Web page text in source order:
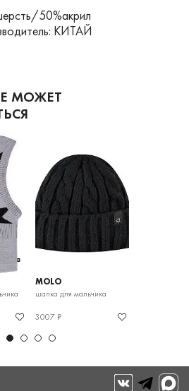
50%акрил
КИТАЙ
МОЖЕТ
MOLO
шапка для мальчика
3007 ₽